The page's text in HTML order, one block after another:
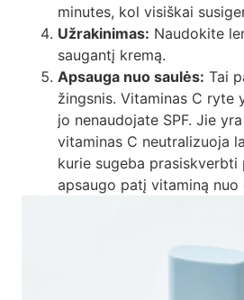
minutes, kol visiškai
Užrakinimas: Naudokite
saugantį kremą.
Apsauga nuo saulės: Tai
žingsnis. Vitaminas C ryte
jo nenaudojate SPF. Jie
vitaminas C neutralizuoja
kurie sugeba prasiskverbti
apsaugo patį vitaminą nuo